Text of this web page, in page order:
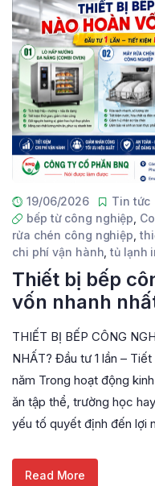
19/06/2026
Tin tức
bếp từ công nghiệp
rửa chén công nghiệp
chi phí vận hành ,tủ lạnh
Thiết bị bếp
vốn nhanh
THIẾT BỊ BẾP CÔNG
NHẤT? Đầu tư 1 lần –
năm Trong hoạt động
ăn tập thể, trường học
yếu tố quyết định đến lợi
Read More